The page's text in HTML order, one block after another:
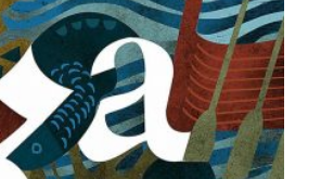
32,00 €. 27,90 €.